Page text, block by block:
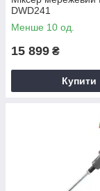
DWD241
Менше 10 од.
15 899 ₴
Купити